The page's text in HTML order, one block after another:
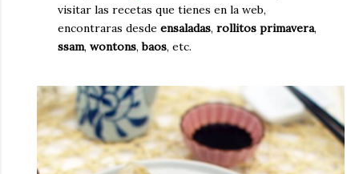
visitar las recetas que tienes en la web,
encontraras desde ensaladas, rollitos primavera,
ssam, wontons,baos, etc.